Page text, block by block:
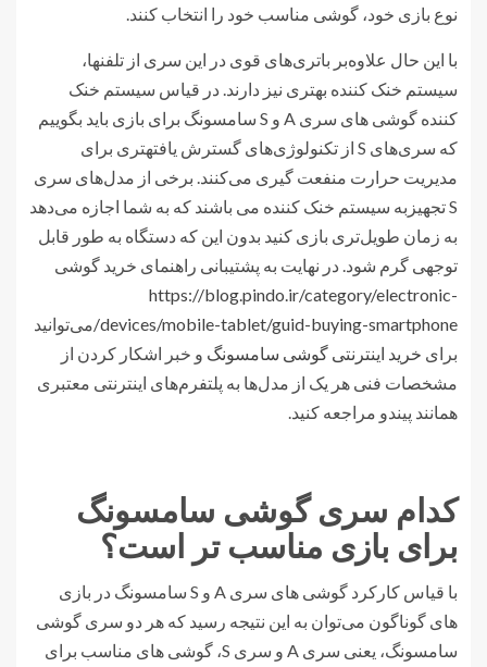
نوع بازی خود، گوشی مناسب خود را انتخاب کنند.
با این حال علاوه‌بر باتری‌های قوی در این سری از تلفنها،
سیستم خنک کننده بهتری نیز دارند. در قیاس سیستم خنک
کننده گوشی های سری A و S سامسونگ برای بازی باید بگوییم
که سری‌های S از تکنولوژی‌های گسترش یافتهتری برای
مدیریت حرارت منفعت گیری می‌کنند. برخی از مدل‌های سری
S تجهیزبه سیستم خنک کننده می باشند که به شما اجازه می‌دهد
به زمان طویل‌تری بازی کنید بدون این که دستگاه به طور قابل
توجهی گرم شود. در نهایت به پشتیبانی راهنمای خرید گوشی
https://blog.pindo.ir/category/electronic-
devices/mobile-tablet/guid-buying-smartphone/ می‌توانید
برای خرید اینترنتی گوشی سامسونگ و خبر اشکار کردن از
مشخصات فنی هر یک از مدل‌ها به پلتفرم‌های اینترنتی معتبری
همانند پیندو مراجعه کنید.
کدام سری گوشی سامسونگ
برای بازی مناسب تر است؟
با قیاس کارکرد گوشی های سری A و S سامسونگ در بازی
های گوناگون می‌توان به این نتیجه رسید که هر دو سری گوشی
سامسونگ، یعنی سری A و سری S، گوشی‌ های مناسب برای